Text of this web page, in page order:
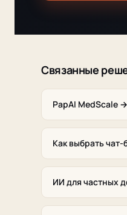
Связанные
PapAI MedScale →
Как выбрать
ИИ для частных